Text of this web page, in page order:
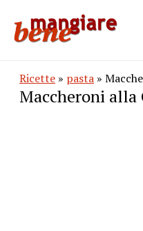
Ricette » pasta »
Maccheroni alla